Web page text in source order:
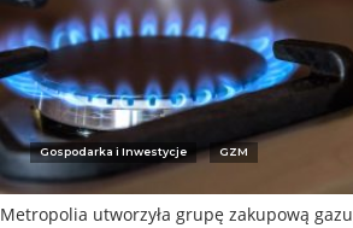
Gospodarka i Inwestycje GZM
Metropolia utworzyła grupę zakupową gazu